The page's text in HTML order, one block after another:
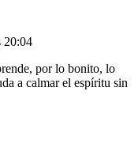
20:04
por lo bonito, lo
a calmar el espíritu sin